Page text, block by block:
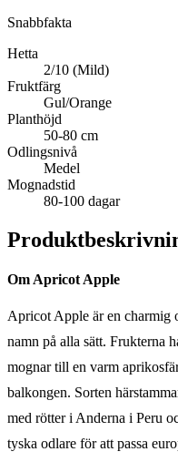
Snabbfakta
Hetta
2/10 (Mild)
Fruktfärg
Gul/Orange
Planthöjd
50-80 cm
Odlingsnivå
Medel
Mognadstid
80-100 dagar
Om Apricot Apple
Apricot Apple är en charmig
namn på alla sätt. Frukterna
mognar till en varm
balkongen. Sorten
med rötter i Anderna i Peru
tyska odlare för att passa